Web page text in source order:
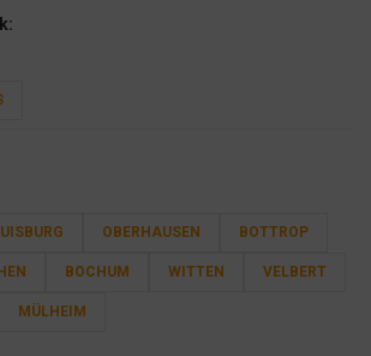
OBERHAUSEN BOTTROP
BOCHUM WITTEN VELBERT
MÜLHEIM